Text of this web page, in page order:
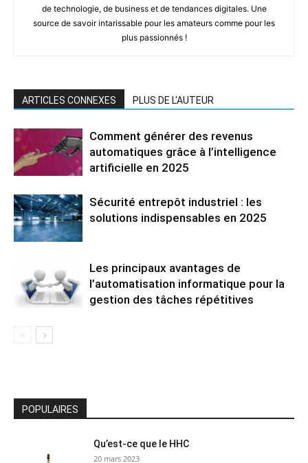
de technologie, de business et de tendances digitales. Une
source de savoir intarissable pour les amateurs comme pour les
plus passionnés !
ARTICLES CONNEXES PLUS DE L'AUTEUR
Comment générer des revenus
automatiques grâce à l’intelligence
artificielle en 2025
Sécurité entrepôt industriel : les
solutions indispensables en 2025
Les principaux avantages de
l’automatisation informatique pour la
gestion des tâches répétitives
POPULAIRES
Qu’est-ce que le HHC
20 mars 2023